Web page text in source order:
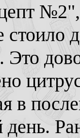
№2",
стоило
Это
в